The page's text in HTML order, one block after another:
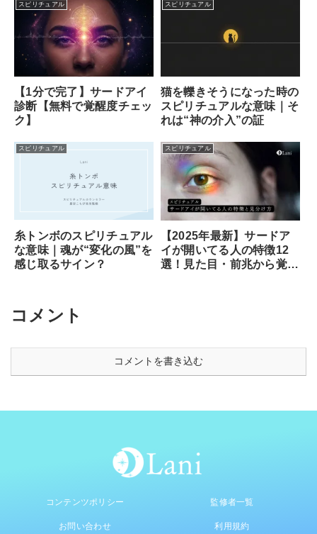
スピリチュアル
【1分で完了】サードアイ
診断【無料で覚醒度チェッ
ク】
スピリチュアル
猫を轢きそうになった時の
スピリチュアルな意味｜そ
れは“神の介入”の証
スピリチュアル
糸トンボのスピリチュアル
な意味｜魂が“変化の風”を
感じ取るサイン？
スピリチュアル
【2025年最新】サードア
イが開いてる人の特徴12
選！見た目・前兆から覚醒
コメント
コメントを書き込む
コンテンツポリシー 監修者一覧
お問い合わせ 利用規約